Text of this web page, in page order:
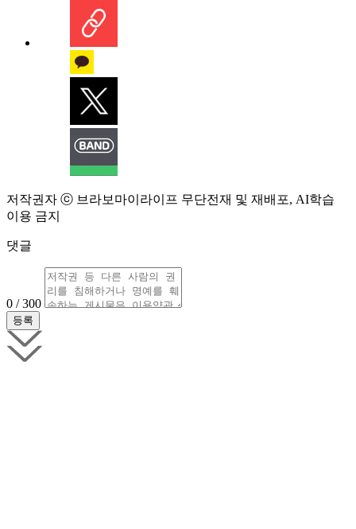
저작권자 ⓒ 브라보마이라이프 무단전재 및 재배포, AI학습
이용 금지
댓글
0 / 300